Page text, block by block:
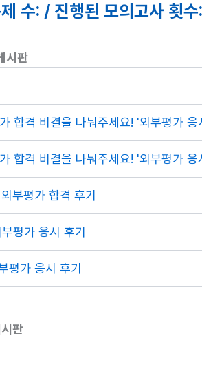
수: / 진행된 모의고사 횟수:
시판
합격 비결을 나눠주세요! '외부평가
합격 비결을 나눠주세요! '외부평가
부평가 합격 후기
평가 응시 후기
평가 응시 후기
판